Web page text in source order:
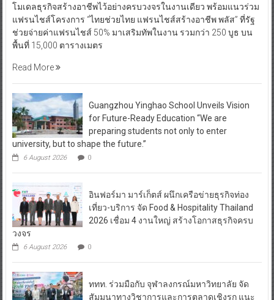
โมเดลธุรกิจสร้างอาชีพไว้อย่างครบวงจรในงานเดียว พร้อมแนวร่วม
แฟรนไชส์โครงการ “ไทยช่วยไทย แฟรนไชส์สร้างอาชีพ พลัส” ที่รัฐ
ช่วยจ่ายค่าแฟรนไชส์ 50% มาเสริมทัพในงาน รวมกว่า 250 บูธ บน
พื้นที่ 15,000 ตารางเมตร
Read More
Guangzhou Yinghao School Unveils Vision
for Future-Ready Education “We are
preparing students not only to enter
university, but to shape the future.”
6 August 2026 0
อินฟอร์มา มาร์เก็ตส์ ผนึกเครือข่ายธุรกิจท่อง
เที่ยว-บริการ จัด Food & Hospitality Thailand
2026 เชื่อม 4 งานใหญ่ สร้างโอกาสธุรกิจครบ
วงจร
6 August 2026 0
ททท. ร่วมมือกับ จุฬาลงกรณ์มหาวิทยาลัย จัด
สัมมนาทางวิชาการและการตลาดเชิงรุก แนะ